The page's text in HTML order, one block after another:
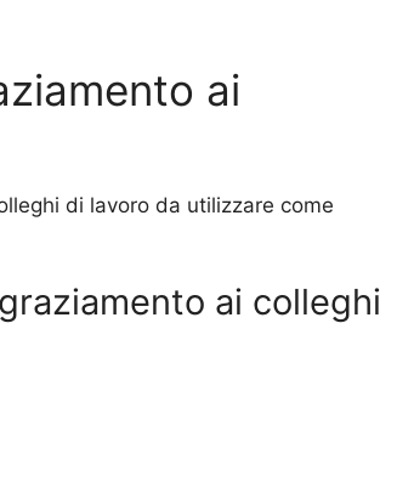
ai
di lavoro da utilizzare come
ai colleghi